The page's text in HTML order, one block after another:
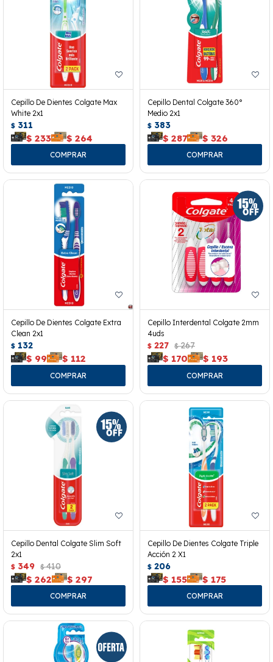
Cepillo De Dientes Colgate Max
White 2x1
$ 311
$ 233 $ 264
Cepillo Dental Colgate 360°
Medio 2x1
$ 383
$ 287 $ 326
Cepillo De Dientes Colgate Extra
Clean 2x1
$ 132
$ 99 $ 112
Cepillo Interdental Colgate 2mm
4uds
$ 227 $ 267
$ 170 $ 193
Cepillo Dental Colgate Slim Soft
2x1
$ 349 $ 410
$ 262 $ 297
Cepillo De Dientes Colgate Triple
Acción 2 X1
$ 206
$ 155 $ 175